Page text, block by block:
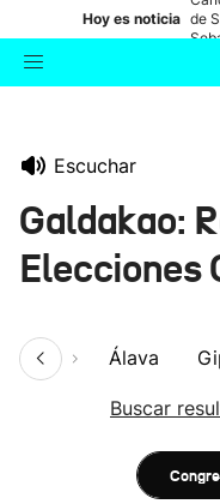
Hoy es noticia de
Escuchar
Galdakao:
Elecciones
Álava
Buscar